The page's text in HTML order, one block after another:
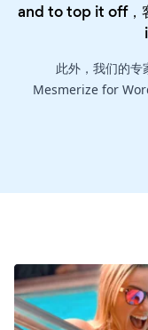
and to top it off，
此外，我们的专
Mesmerize for